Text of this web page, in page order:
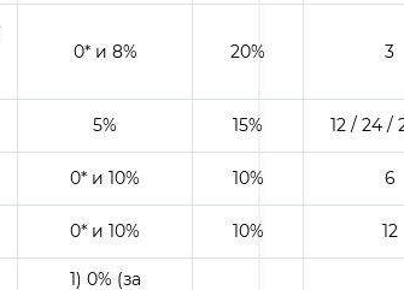
0* и 8% 20% 3
5% 15% 12 / 24 /
0* и 10% 10% 6
0* и 10% 10% 12
1) 0% (за